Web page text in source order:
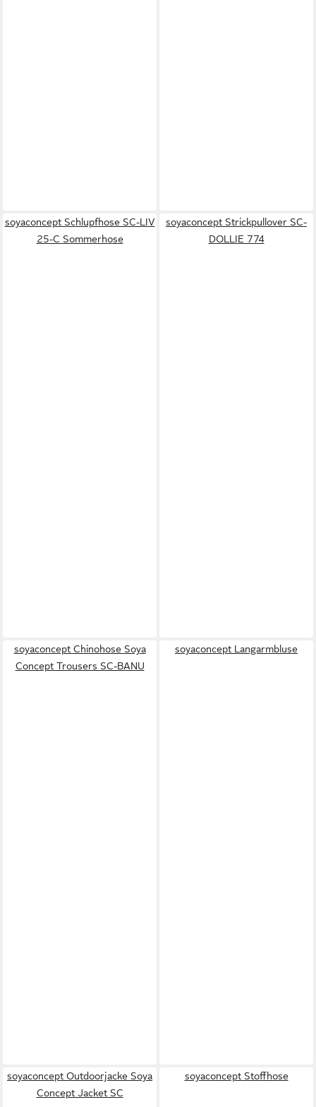
soyaconcept Schlupfhose SC-LIV
25-C Sommerhose
soyaconcept Strickpullover SC-
DOLLIE 774
soyaconcept Chinohose Soya
Concept Trousers SC-BANU
soyaconcept Langarmbluse
soyaconcept Outdoorjacke Soya
Concept Jacket SC
soyaconcept Stoffhose